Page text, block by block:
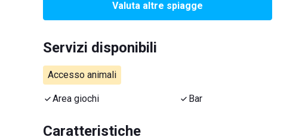
Valuta altre spiagge
Servizi disponibili
Accesso animali
Area giochi Bar
Caratteristiche